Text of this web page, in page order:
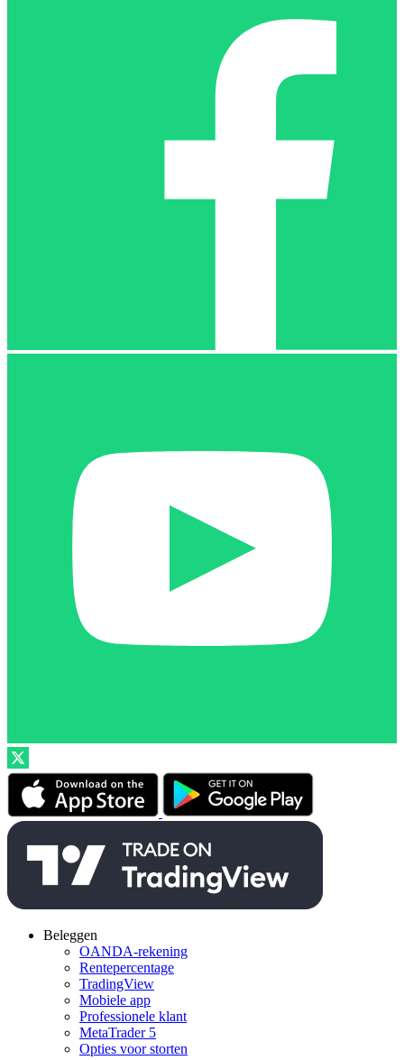
Beleggen
OANDA-rekening
Rentepercentage
TradingView
Mobiele app
Professionele klant
MetaTrader 5
Opties voor storten